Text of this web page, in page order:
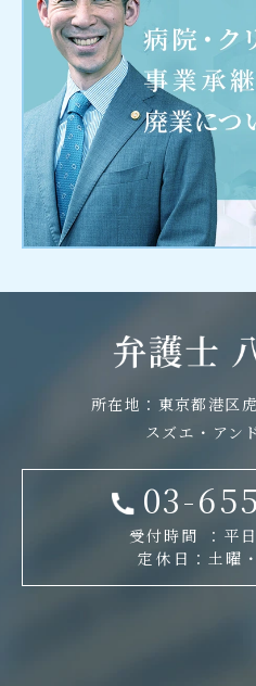
所在地：東京都港区
スズエ・アン
03-
受付時間 ：平
定休日：土曜